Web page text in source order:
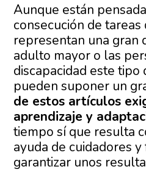
Aunque están
consecución de
representan una gran
adulto mayor o las
discapacidad este tipo
pueden suponer un
de estos artículos
aprendizaje y
tiempo sí que resulta
ayuda de cuidadores
garantizar unos